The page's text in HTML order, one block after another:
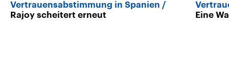
Vertrauensabstimmung in Spanien
Rajoy scheitert erneut
Eine